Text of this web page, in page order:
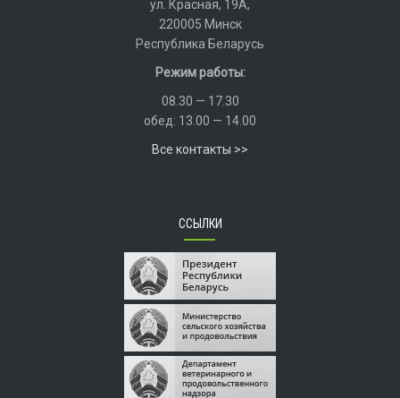
ул. Красная, 19А,
220005 Минск
Республика Беларусь
Режим работы:
08.30 — 17.30
обед: 13.00 — 14.00
Все контакты >>
ССЫЛКИ